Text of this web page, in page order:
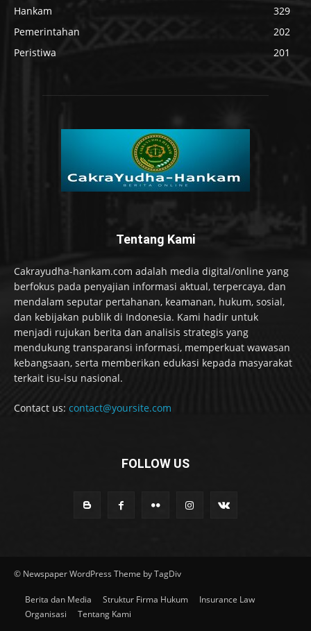
Hankam
329
Pemerintahan
202
Peristiwa
201
Tentang Kami
Cakrayudha-hankam.com adalah media digital/online yang
berfokus pada penyajian informasi aktual, terpercaya, dan
mendalam seputar pertahanan, keamanan, hukum, sosial,
dan kebijakan publik di Indonesia. Kami hadir untuk
menjadi rujukan berita dan analisis strategis yang
mendukung transparansi informasi, memperkuat wawasan
kebangsaan, serta memberikan edukasi kepada masyarakat
terkait isu-isu nasional.
Contact us: contact@yoursite.com
FOLLOW US
© Newspaper WordPress Theme by TagDiv
Berita dan Media Struktur Firma Hukum
Insurance Law
Organisasi
Tentang Kami